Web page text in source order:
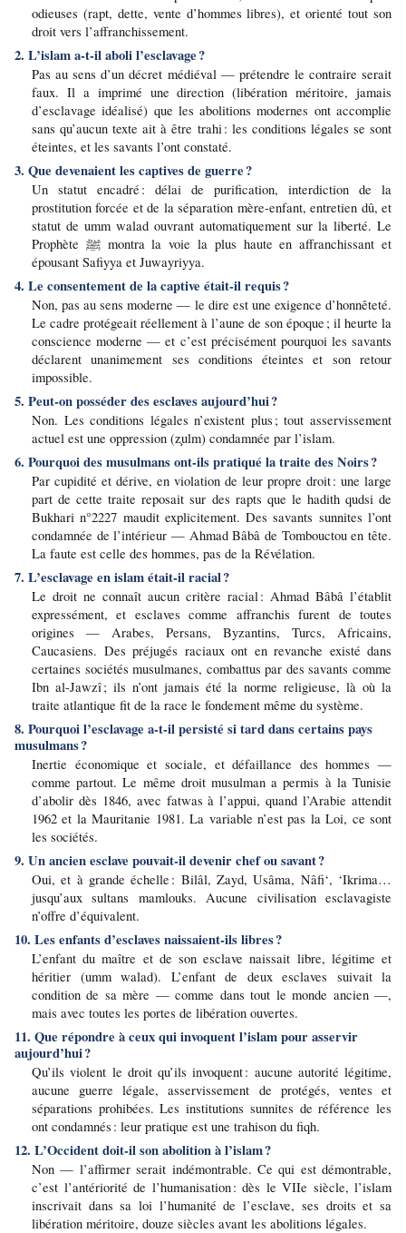
odieuses (rapt, dette, vente d’hommes libres), et orienté tout son
droit vers l’affranchissement.
2. L’islam a-t-il aboli l’esclavage ?
Pas au sens d’un décret médiéval — prétendre le contraire serait
faux. Il a imprimé une direction (libération méritoire, jamais
d’esclavage idéalisé) que les abolitions modernes ont accomplie
sans qu’aucun texte ait à être trahi : les conditions légales se sont
éteintes, et les savants l’ont constaté.
3. Que devenaient les captives de guerre ?
Un statut encadré : délai de purification, interdiction de la
prostitution forcée et de la séparation mère-enfant, entretien dû, et
statut de umm walad ouvrant automatiquement sur la liberté. Le
Prophète ﷺ montra la voie la plus haute en affranchissant et
épousant Safiyya et Juwayriyya.
4. Le consentement de la captive était-il requis ?
Non, pas au sens moderne — le dire est une exigence d’honnêteté.
Le cadre protégeait réellement à l’aune de son époque ; il heurte la
conscience moderne — et c’est précisément pourquoi les savants
déclarent unanimement ses conditions éteintes et son retour
impossible.
5. Peut-on posséder des esclaves aujourd’hui ?
Non. Les conditions légales n’existent plus ; tout asservissement
actuel est une oppression (z̧ulm) condamnée par l’islam.
6. Pourquoi des musulmans ont-ils pratiqué la traite des Noirs ?
Par cupidité et dérive, en violation de leur propre droit : une large
part de cette traite reposait sur des rapts que le hadith qudsi de
Bukhari n°2227 maudit explicitement. Des savants sunnites l’ont
condamnée de l’intérieur — Ahmad Bâbâ de Tombouctou en tête.
La faute est celle des hommes, pas de la Révélation.
7. L’esclavage en islam était-il racial ?
Le droit ne connaît aucun critère racial : Ahmad Bâbâ l’établit
expressément, et esclaves comme affranchis furent de toutes
origines — Arabes, Persans, Byzantins, Turcs, Africains,
Caucasiens. Des préjugés raciaux ont en revanche existé dans
certaines sociétés musulmanes, combattus par des savants comme
Ibn al-Jawzî ; ils n’ont jamais été la norme religieuse, là où la
traite atlantique fit de la race le fondement même du système.
8. Pourquoi l’esclavage a-t-il persisté si tard dans certains pays
musulmans ?
Inertie économique et sociale, et défaillance des hommes —
comme partout. Le même droit musulman a permis à la Tunisie
d’abolir dès 1846, avec fatwas à l’appui, quand l’Arabie attendit
1962 et la Mauritanie 1981. La variable n’est pas la Loi, ce sont
les sociétés.
9. Un ancien esclave pouvait-il devenir chef ou savant ?
Oui, et à grande échelle : Bilâl, Zayd, Usâma, Nâfi‘, ‘Ikrima…
jusqu’aux sultans mamlouks. Aucune civilisation esclavagiste
n’offre d’équivalent.
10. Les enfants d’esclaves naissaient-ils libres ?
L’enfant du maître et de son esclave naissait libre, légitime et
héritier (umm walad). L’enfant de deux esclaves suivait la
condition de sa mère — comme dans tout le monde ancien —,
mais avec toutes les portes de libération ouvertes.
11. Que répondre à ceux qui invoquent l’islam pour asservir
aujourd’hui ?
Qu’ils violent le droit qu’ils invoquent : aucune autorité légitime,
aucune guerre légale, asservissement de protégés, ventes et
séparations prohibées. Les institutions sunnites de référence les
ont condamnés : leur pratique est une trahison du fiqh.
12. L’Occident doit-il son abolition à l’islam ?
Non — l’affirmer serait indémontrable. Ce qui est démontrable,
c’est l’antériorité de l’humanisation : dès le VIIe siècle, l’islam
inscrivait dans sa loi l’humanité de l’esclave, ses droits et sa
libération méritoire, douze siècles avant les abolitions légales.